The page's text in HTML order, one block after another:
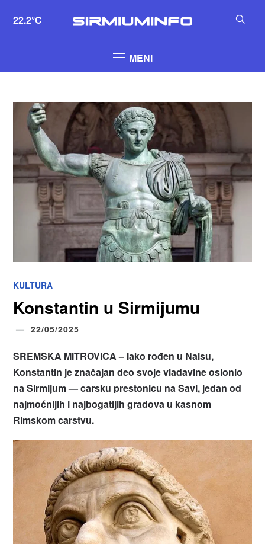
22.2°C
MENI
KULTURA
Konstantin u Sirmijumu
22/05/2025
SREMSKA MITROVICA – Iako rođen u Naisu,
Konstantin je značajan deo svoje vladavine oslonio
na Sirmijum — carsku prestonicu na Savi, jedan od
najmoćnijih i najbogatijih gradova u kasnom
Rimskom carstvu.